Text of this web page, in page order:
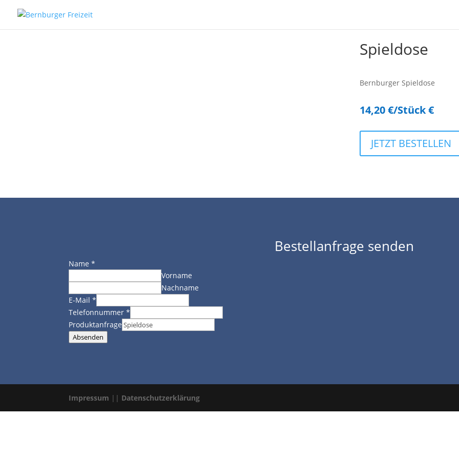
Spieldose
Bernburger Spieldose
14,20 €/Stück €
JETZT BESTELLEN
Bestellanfrage senden
Name*
Vorname
Nachname
E-Mail*
Telefonnummer*
Produktanfrage
Absenden
Impressum || Datenschutzerklärung